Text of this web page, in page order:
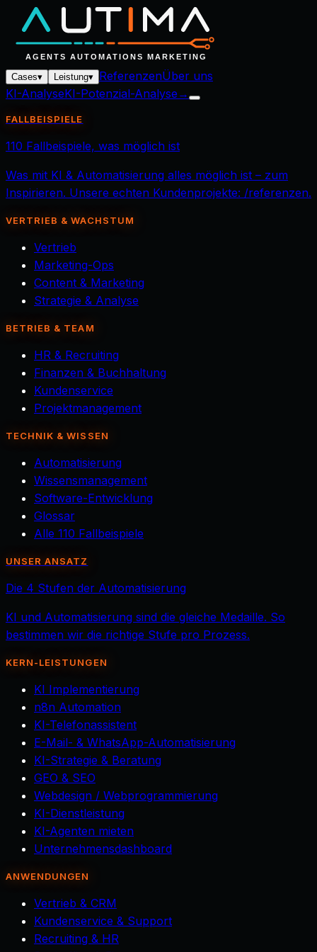
Cases▾ Leistung▾ ReferenzenÜber uns
KI-AnalyseKI-Potenzial-Analyse →
FALLBEISPIELE
110 Fallbeispiele, was möglich ist
Was mit KI & Automatisierung alles möglich ist – zum
Inspirieren. Unsere echten Kundenprojekte: /referenzen.
VERTRIEB & WACHSTUM
Vertrieb
Marketing-Ops
Content & Marketing
Strategie & Analyse
BETRIEB & TEAM
HR & Recruiting
Finanzen & Buchhaltung
Kundenservice
Projektmanagement
TECHNIK & WISSEN
Automatisierung
Wissensmanagement
Software-Entwicklung
Glossar
Alle 110 Fallbeispiele
UNSER ANSATZ
Die 4 Stufen der Automatisierung
KI und Automatisierung sind die gleiche Medaille. So
bestimmen wir die richtige Stufe pro Prozess.
KERN-LEISTUNGEN
KI Implementierung
n8n Automation
KI-Telefonassistent
E-Mail- & WhatsApp-Automatisierung
KI-Strategie & Beratung
GEO & SEO
Webdesign / Webprogrammierung
KI-Dienstleistung
KI-Agenten mieten
Unternehmensdashboard
ANWENDUNGEN
Vertrieb & CRM
Kundenservice & Support
Recruiting & HR